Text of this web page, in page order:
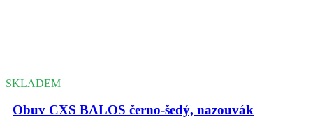
SKLADEM
Obuv CXS BALOS černo-šedý, nazouvák